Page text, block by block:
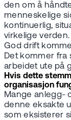
den om å
menneskelige
kontinuerlig,
virkelige verden.
God drift
Det kommer fra
arbeidet ute på
Hvis dette
organisasjon
Mange anlegg-
denne eksakte
som eksisterer